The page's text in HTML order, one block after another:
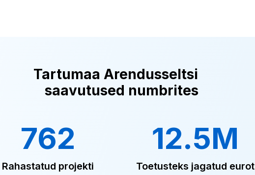
Tartumaa Arendusseltsi
saavutused numbrites
762
Rahastatud projekti
12.5M
Toetusteks jagatud eurot